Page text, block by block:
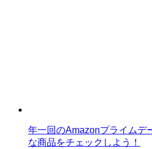
年一回のAmazonプライムデ
な商品をチェックしよう！